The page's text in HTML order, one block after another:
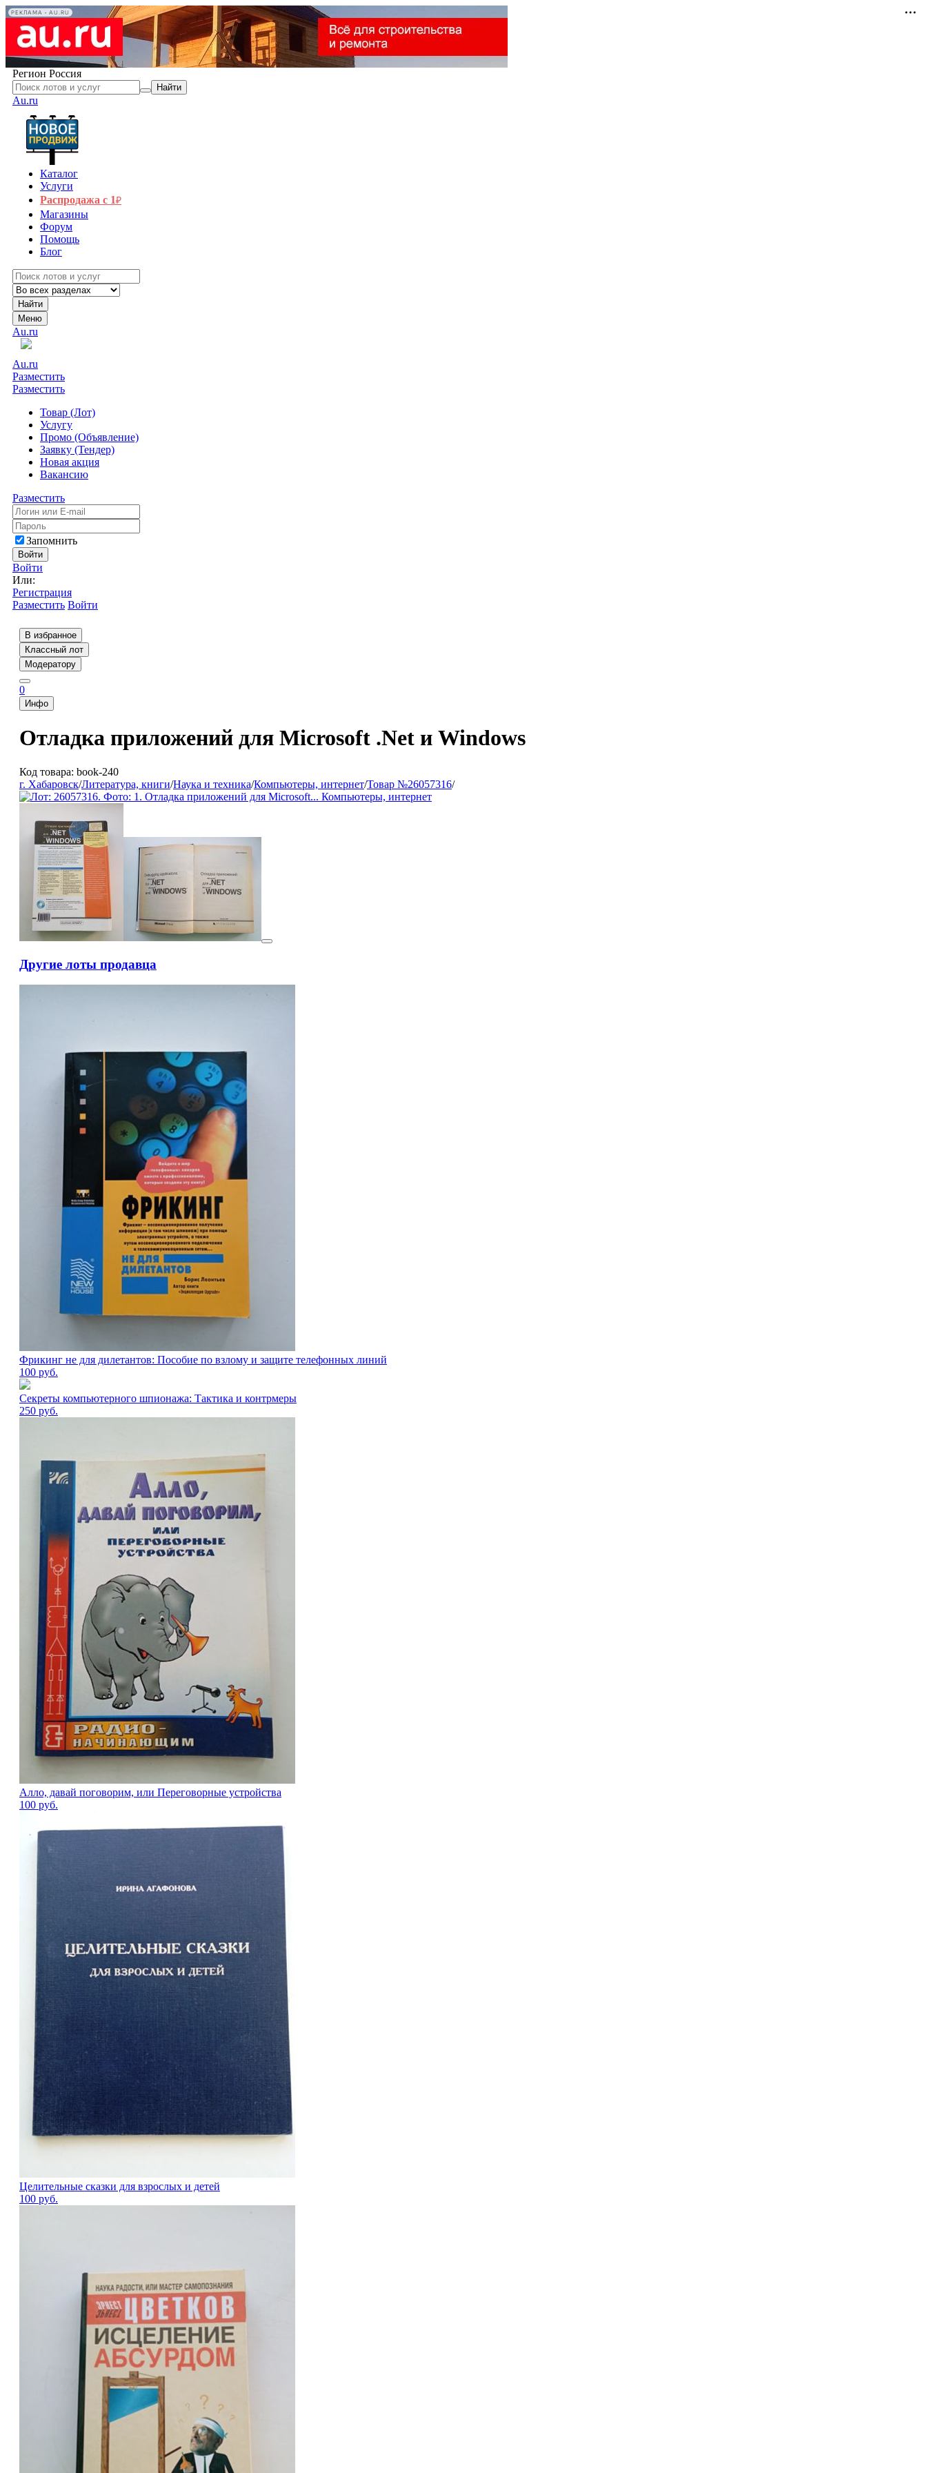
РЕКЛАМА • AU.RU
Регион Россия
Найти
Au.ru
Каталог
Услуги
Распродажа с 1₽
Магазины
Форум
Помощь
Блог
Найти
Меню
Au.ru
Au.ru
Разместить
Разместить
Товар (Лот)
Услугу
Промо (Объявление)
Заявку (Тендер)
Новая акция
Вакансию
Разместить
Запомнить
Войти
Войти
Или:
Регистрация
Разместить Войти
В избранное
Классный лот
Модератору
0
Инфо
Отладка приложений для Microsoft .Net и Windows
Код товара: book-240
г. Хабаровск/Литература, книги/Наука и техника/Компьютеры, интернет/Товар №26057316/
Другие лоты продавца
Фрикинг не для дилетантов: Пособие по взлому и защите телефонных линий
100 руб.
Секреты компьютерного шпионажа: Тактика и контрмеры
250 руб.
Алло, давай поговорим, или Переговорные устройства
100 руб.
Целительные сказки для взрослых и детей
100 руб.